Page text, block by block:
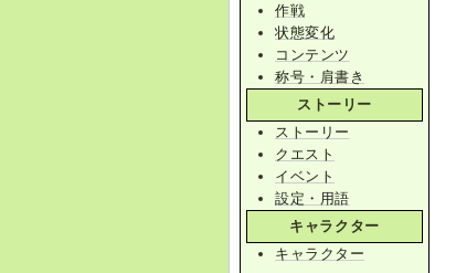
作戦
状態変化
コンテンツ
称号・肩書き
ストーリー
ストーリー
クエスト
イベント
設定・用語
キャラクター
キャラクター